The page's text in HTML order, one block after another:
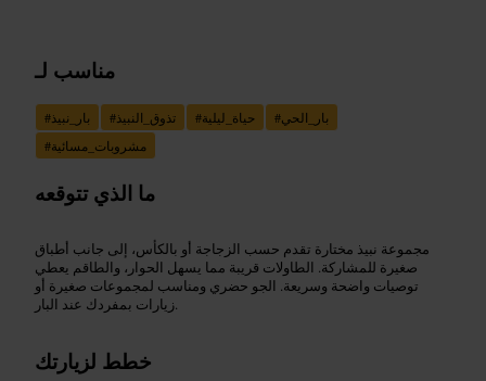
مناسب لـ
#بار_نبيذ #تذوق_النبيذ #حياة_ليلية #بار_الحي
#مشروبات_مسائية
ما الذي تتوقعه
مجموعة نبيذ مختارة تقدم حسب الزجاجة أو بالكأس، إلى جانب أطباق
صغيرة للمشاركة. الطاولات قريبة مما يسهل الحوار، والطاقم يعطي
توصيات واضحة وسريعة. الجو حضري ومناسب لمجموعات صغيرة أو
زيارات بمفردك عند البار.
خطط لزيارتك